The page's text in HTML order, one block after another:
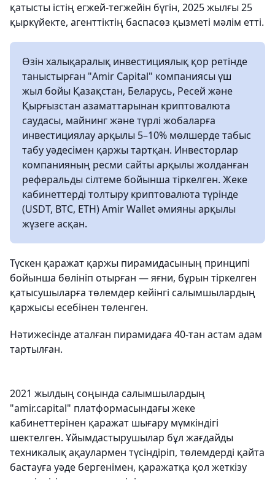
қатысты істің егжей-тегжейін бүгін, 2025 жылғы 25
қыркүйекте, агенттіктің баспасөз қызметі мәлім етті.
Өзін халықаралық инвестициялық қор ретінде
таныстырған "Amir Capital" компаниясы үш
жыл бойы Қазақстан, Беларусь, Ресей және
Қырғызстан азаматтарынан криптовалюта
саудасы, майнинг және түрлі жобаларға
инвестициялау арқылы 5–10% мөлшерде табыс
табу уәдесімен қаржы тартқан. Инвесторлар
компанияның ресми сайты арқылы жолданған
реферальды сілтеме бойынша тіркелген. Жеке
кабинеттерді толтыру криптовалюта түрінде
(USDT, BTC, ETH) Amir Wallet әмияны арқылы
жүзеге асқан.
Түскен қаражат қаржы пирамидасының принципі
бойынша бөлініп отырған — яғни, бұрын тіркелген
қатысушыларға төлемдер кейінгі салымшылардың
қаржысы есебінен төленген.
Нәтижесінде аталған пирамидаға 40-тан астам адам
тартылған.
2021 жылдың соңында салымшылардың
"amir.capital" платформасындағы жеке
кабинеттерінен қаражат шығару мүмкіндігі
шектелген. Ұйымдастырушылар бұл жағдайды
техникалық ақаулармен түсіндіріп, төлемдерді қайта
бастауға уәде бергенімен, қаражатқа қол жеткізу